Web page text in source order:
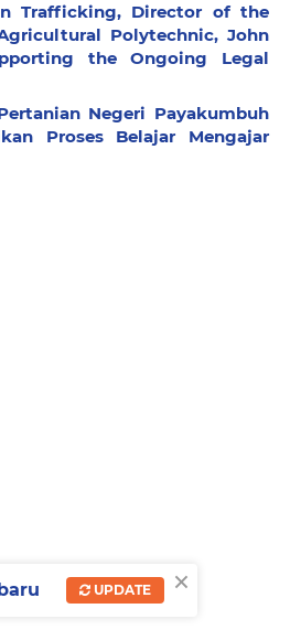
Trafficking, Director of the
Polytechnic, John
the Ongoing Legal
Negeri Payakumbuh
Proses Belajar Mengajar
×
UPDATE